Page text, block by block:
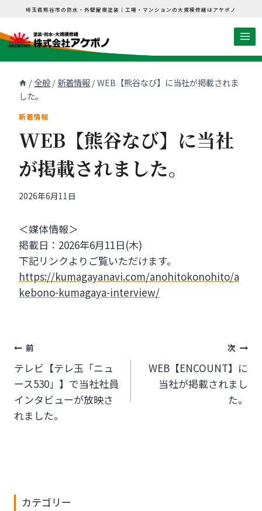
を
埼玉県熊谷市の防水・外壁屋根塗装｜工場・マンションの大規模修繕はアケボノ
/全般/新着情報/WEB【熊谷なび】に当社が掲載されま
した。
新着情報
WEB【熊谷なび】に当社
が掲載されました。
2026年6月11日
＜媒体情報＞
掲載日：2026年6月11日(木)
下記リンクよりご覧いただけます。
https://kumagayanavi.com/anohitokonohito/a
kebono-kumagaya-interview/
投
稿
ナ
ビ
シ
前
テレビ【テレ玉「ニュ
ース530」】で当社社員
インタビューが放映さ
れました。
次
WEB【ENCOUNT】に
当社が掲載されまし
た。
カテゴリー